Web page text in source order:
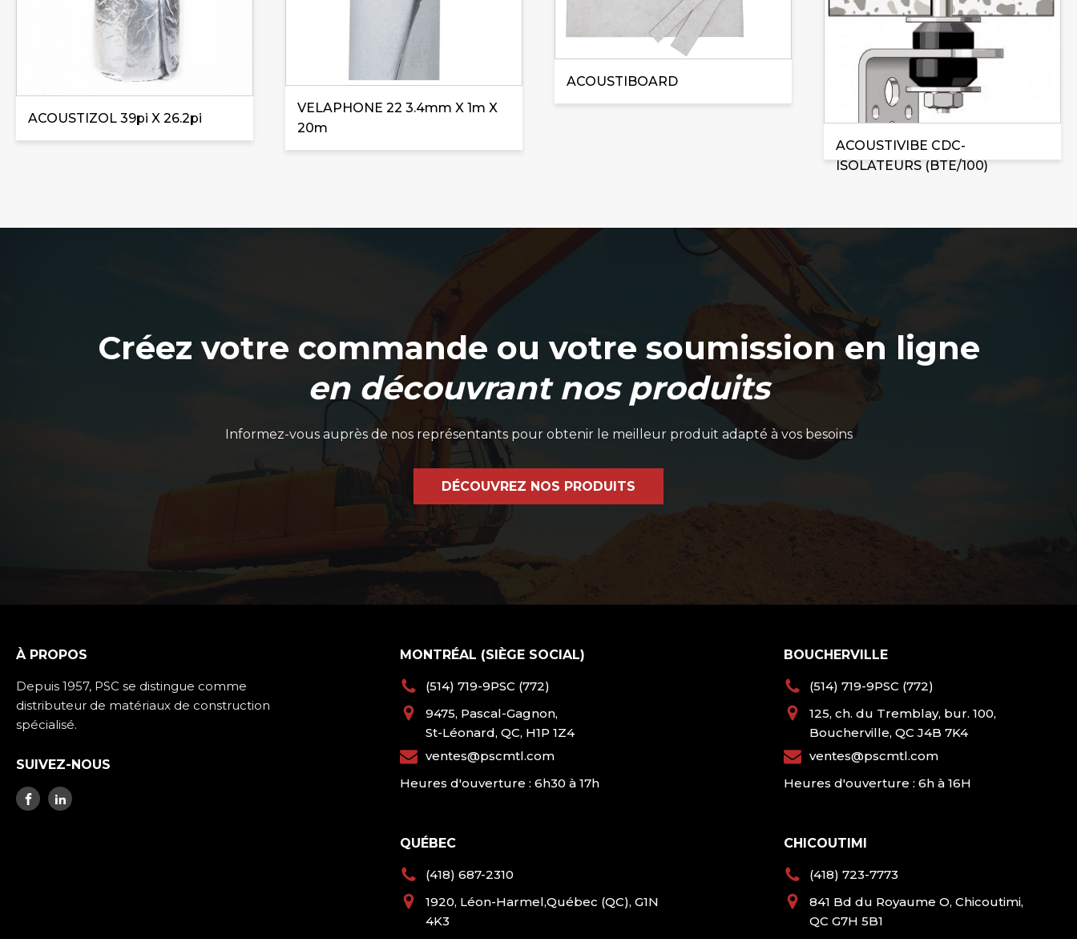
ACOUSTIZOL 39pi X 26.2pi
VELAPHONE 22 3.4mm X 1m X
20m
ACOUSTIBOARD
choisies
sur
ACOUSTIVIBE CDC-
ISOLATEURS (BTE/100)
Créez votre commande ou votre soumission en ligne
en découvrant nos produits
Informez-vous auprès de nos représentants pour obtenir le meilleur produit adapté à vos besoins
DÉCOUVREZ NOS PRODUITS
À PROPOS
Depuis 1957, PSC se distingue comme
distributeur de matériaux de construction
spécialisé.
SUIVEZ-NOUS
MONTRÉAL (SIÈGE SOCIAL)
(514) 719-9PSC (772)
9475, Pascal-Gagnon,
St-Léonard, QC, H1P 1Z4
ventes@pscmtl.com
Heures d'ouverture : 6h30 à 17h
QUÉBEC
(418) 687-2310
1920, Léon-Harmel,Québec (QC), G1N
4K3
BOUCHERVILLE
(514) 719-9PSC (772)
125, ch. du Tremblay, bur. 100,
Boucherville, QC J4B 7K4
ventes@pscmtl.com
Heures d'ouverture : 6h à 16H
CHICOUTIMI
(418) 723-7773
841 Bd du Royaume O, Chicoutimi,
QC G7H 5B1